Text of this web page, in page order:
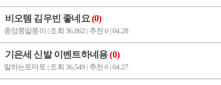
비오템 김우빈 좋네요(0)
종앙쫑알쫑이 | 조회 36,862 | 추천 0 | 04.28
기은세 신발 이벤트하네용(0)
말하는토마토 | 조회 36,549 | 추천 0 | 04.27